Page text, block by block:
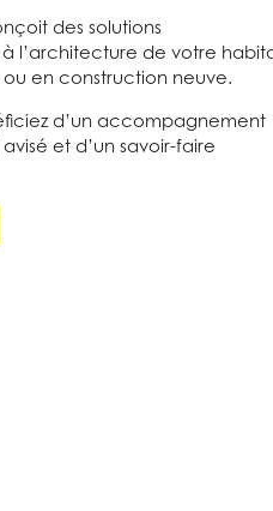
des solutions
l’architecture de votre
en construction neuve.
d’un accompagnement
et d’un savoir-faire